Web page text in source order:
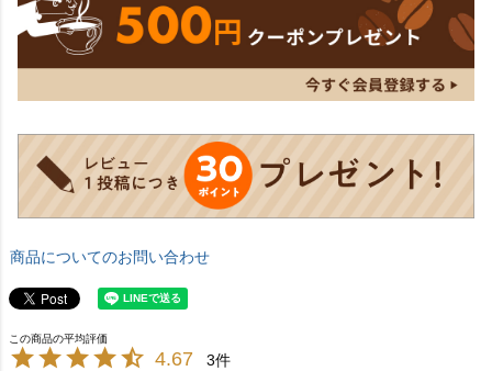
商品についてのお問い合わせ
4.67 3